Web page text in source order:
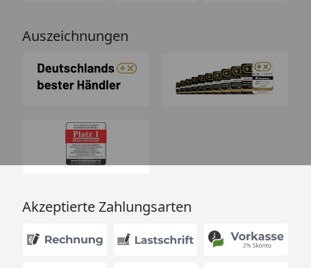
Auszeichnungen
Akzeptierte Zahlungsarten